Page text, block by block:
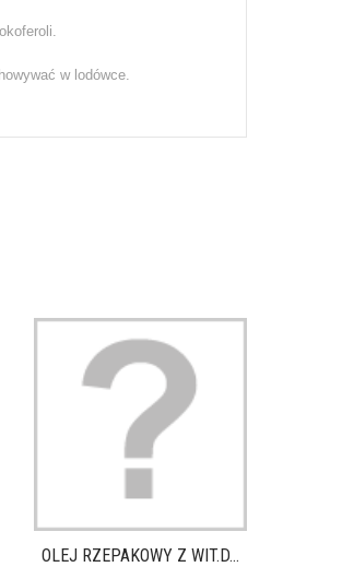
w lodówce.
OLEJ RZEPAKOWY Z WIT.D...